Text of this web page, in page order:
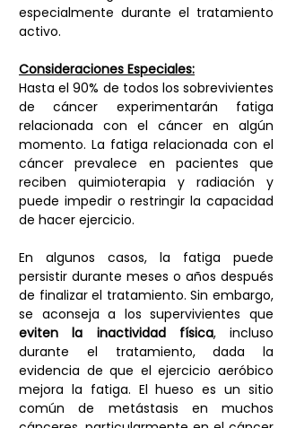
especialmente durante el tratamiento
activo.
Consideraciones Especiales:
Hasta el 90% de todos los sobrevivientes
de cáncer experimentarán fatiga
relacionada con el cáncer en algún
momento. La fatiga relacionada con el
cáncer prevalece en pacientes que
reciben quimioterapia y radiación y
puede impedir o restringir la capacidad
de hacer ejercicio.
En algunos casos, la fatiga puede
persistir durante meses o años después
de finalizar el tratamiento. Sin embargo,
eviten la inactividad física, incluso
durante el tratamiento, dada la
evidencia de que el ejercicio aeróbico
mejora la fatiga. El hueso es un sitio
común de metástasis en muchos